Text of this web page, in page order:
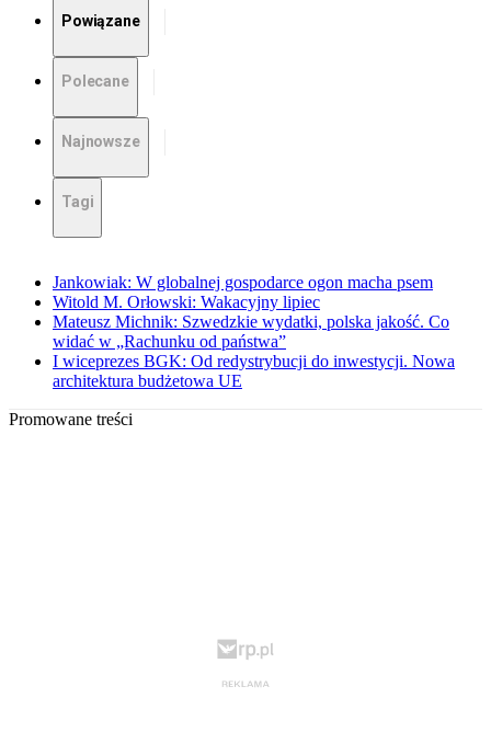
Powiązane
Polecane
Najnowsze
Tagi
Jankowiak: W globalnej gospodarce ogon macha psem
Witold M. Orłowski: Wakacyjny lipiec
Mateusz Michnik: Szwedzkie wydatki, polska jakość. Co
widać w „Rachunku od państwa”
I wiceprezes BGK: Od redystrybucji do inwestycji. Nowa
architektura budżetowa UE
Promowane treści